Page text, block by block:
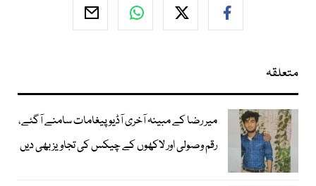
متعلقہ
میر رضا کے مبینہ آخری آڈیو پیغامات سامنے آگئے،
رقم وصولی اور لاکھوں کے چیکس کی تجاویز بھی دیں